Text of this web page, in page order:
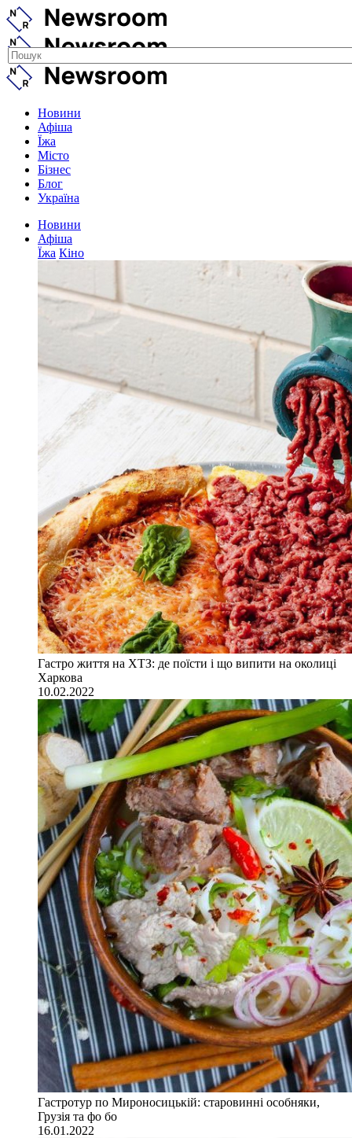
Новини
Афіша
Їжа
Місто
Бізнес
Блог
Україна
Новини
Афіша
Їжа Кіно
Гастро життя на ХТЗ: де поїсти і що випити на околиці
Харкова
10.02.2022
Гастротур по Мироносицькій: старовинні особняки,
Грузія та фо бо
16.01.2022